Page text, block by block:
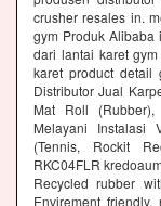
crusher resales in.
gym Produk Alibaba
dari lantai karet
karet product detail
Distributor Jual
Mat Roll
Melayani Instalasi
(Tennis, Rockit
RKC04FLR
Recycled rubber
Envirement